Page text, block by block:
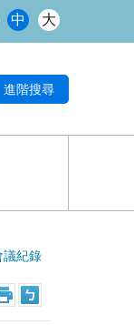
中 大
進階搜尋
議紀錄